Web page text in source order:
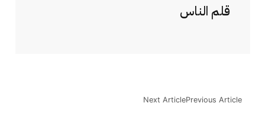
قلم الناس
Previous Article
Next Article